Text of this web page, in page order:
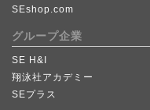
SEshop.com
グループ企業
SE H&I
翔泳社アカデミー
SEプラス